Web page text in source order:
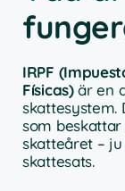
IRPF
Físicas)är en
skattesystem.
som
skatteåret –
skattesats.